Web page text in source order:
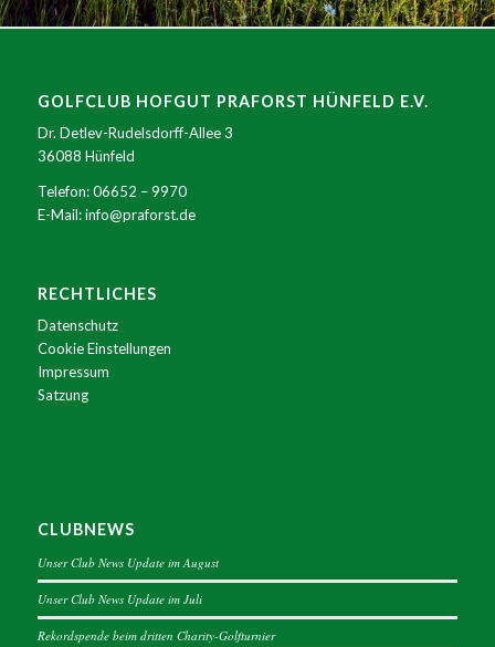
GOLFCLUB HOFGUT PRAFORST HÜNFELD E.V.
Dr. Detlev-Rudelsdorff-Allee 3
36088 Hünfeld
Telefon:06652 – 9970
E-Mail:info@praforst.de
RECHTLICHES
Datenschutz
Cookie Einstellungen
Impressum
Satzung
CLUBNEWS
Unser Club News Update im August
Unser Club News Update im Juli
Rekordspende beim dritten Charity-Golfturnier